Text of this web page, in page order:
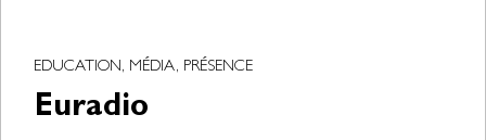
EDUCATION, MÉDIA, PRÉSENCE
Euradio